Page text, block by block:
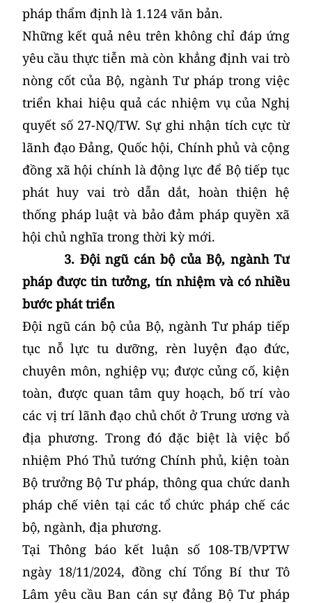
pháp thẩm định là 1.124 văn bản.
Những kết quả nêu trên không chỉ đáp ứng
yêu cầu thực tiễn mà còn khẳng định vai trò
nòng cốt của Bộ, ngành Tư pháp trong việc
triển khai hiệu quả các nhiệm vụ của Nghị
quyết số 27-NQ/TW. Sự ghi nhận tích cực từ
lãnh đạo Đảng, Quốc hội, Chính phủ và cộng
đồng xã hội chính là động lực để Bộ tiếp tục
phát huy vai trò dẫn dắt, hoàn thiện hệ
thống pháp luật và bảo đảm pháp quyền xã
hội chủ nghĩa trong thời kỳ mới.
3. Đội ngũ cán bộ của Bộ, ngành Tư
pháp được tin tưởng, tín nhiệm và có nhiều
bước phát triển
Đội ngũ cán bộ của Bộ, ngành Tư pháp tiếp
tục nỗ lực tu dưỡng, rèn luyện đạo đức,
chuyên môn, nghiệp vụ; được củng cố, kiện
toàn, được quan tâm quy hoạch, bố trí vào
các vị trí lãnh đạo chủ chốt ở Trung ương và
địa phương. Trong đó đặc biệt là việc bổ
nhiệm Phó Thủ tướng Chính phủ, kiện toàn
Bộ trưởng Bộ Tư pháp, thông qua chức danh
pháp chế viên tại các tổ chức pháp chế các
bộ, ngành, địa phương.
Tại Thông báo kết luận số 108-TB/VPTW
ngày 18/11/2024, đồng chí Tổng Bí thư Tô
Lâm yêu cầu Ban cán sự đảng Bộ Tư pháp